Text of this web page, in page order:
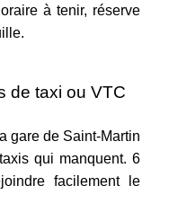
à tenir, réserve
de taxi ou VTC
gare de Saint-Martin
qui manquent. 6
facilement le